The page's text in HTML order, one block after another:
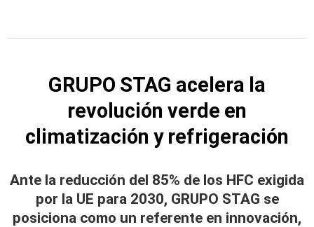
GRUPO STAG acelera la
revolución verde en
climatización y refrigeración
Ante la reducción del 85% de los HFC exigida
por la UE para 2030, GRUPO STAG se
posiciona como un referente en innovación,